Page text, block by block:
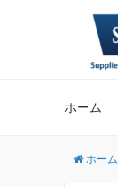
ホーム
ホーム